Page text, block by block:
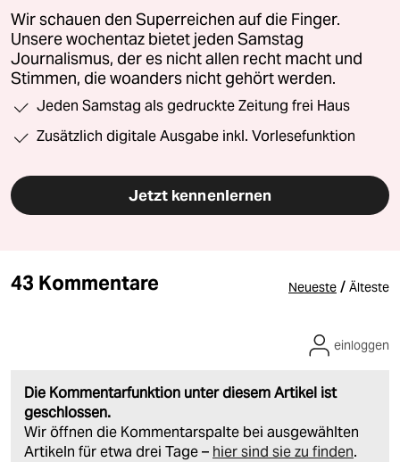
Wir schauen den Superreichen auf die Finger.
Unsere wochentaz bietet jeden Samstag
Journalismus, der es nicht allen recht macht und
Stimmen, die woanders nicht gehört werden.
Jeden Samstag als gedruckte Zeitung frei Haus
Zusätzlich digitale Ausgabe inkl. Vorlesefunktion
Jetzt kennenlernen
43 Kommentare Neueste / Älteste
Die Kommentarfunktion unter diesem Artikel ist
geschlossen.
Wir öffnen die Kommentarspalte bei ausgewählten
Artikeln für etwa drei Tage – hier sind sie zu finden.
einloggen